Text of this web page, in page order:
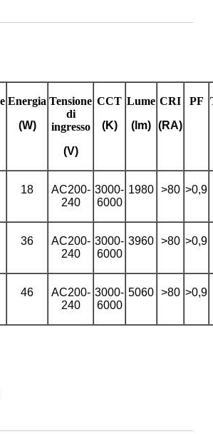
Energia
(W)
Tensione
di
ingresso
(V)
CCT
(K)
Lume
(lm)
CRI
(RA)
PF
18
AC200-
240
3000-
6000
1980 >80 >0,9
36
AC200-
240
3000-
6000
3960 >80 >0,9
46
AC200-
240
3000-
6000
5060 >80 >0,9